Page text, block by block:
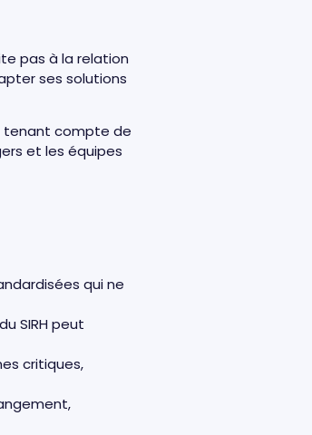
pas à la relation
ses solutions
tenant compte de
et les équipes
qui ne
SIRH peut
critiques,